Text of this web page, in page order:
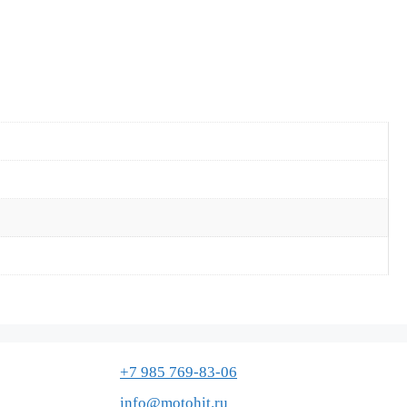
+7 985 769-83-06
info@motohit.ru